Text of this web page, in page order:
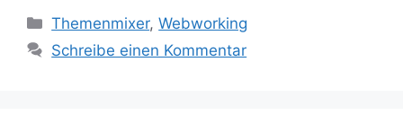
Kategorien
Themenmixer,Webworking
Schreibe einen Kommentar